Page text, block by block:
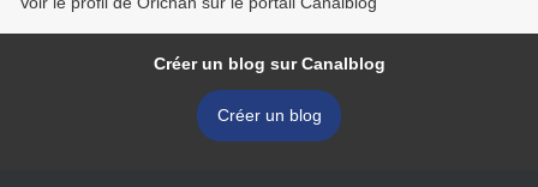
Créer un blog sur Canalblog
Créer un blog